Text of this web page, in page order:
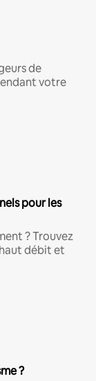
de
votre
pour les
? Trouvez
débit et
?